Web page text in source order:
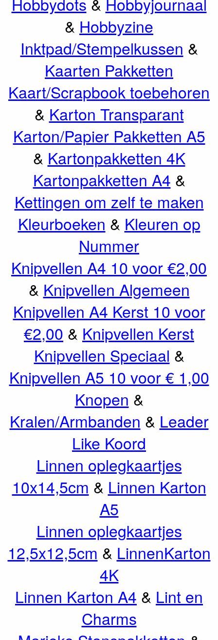
& Hobbyzine
Inktpad/Stempelkussen &
Kaarten Pakketten
Kaart/Scrapbook toebehoren
& Karton Transparant
Karton/Papier Pakketten A5
& Kartonpakketten 4K
Kartonpakketten A4 &
Kettingen om zelf te maken
Kleurboeken & Kleuren op
Nummer
Knipvellen A4 10 voor €2,00
& Knipvellen Algemeen
Knipvellen A4 Kerst 10 voor
€2,00 & Knipvellen Kerst
Knipvellen Speciaal &
Knipvellen A5 10 voor € 1,00
Knopen &
Kralen/Armbanden & Leader
Like Koord
Linnen oplegkaartjes
10x14,5cm & Linnen Karton
A5
Linnen oplegkaartjes
12,5x12,5cm & LinnenKarton
4K
Linnen Karton A4 & Lint en
Charms